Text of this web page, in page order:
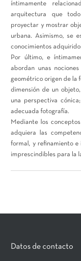
íntimamente
arquitectura que
proyectar y mostrar
urbana. Asimismo, se
conocimientos
Por último, e
abordan unas
geométrico origen de la
dimensión de un
una perspectiva
adecuada fotografía.
Mediante los
adquiera las
formal, y refinamiento
imprescindibles para la
Datos de contacto